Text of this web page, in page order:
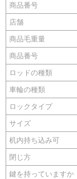
商品番号
店舗
商品毛重量
商品番号
ロッドの種類
車輪の種類
ロックタイプ
サイズ
机内持ち込み可
閉じ方
鍵を持っていますか